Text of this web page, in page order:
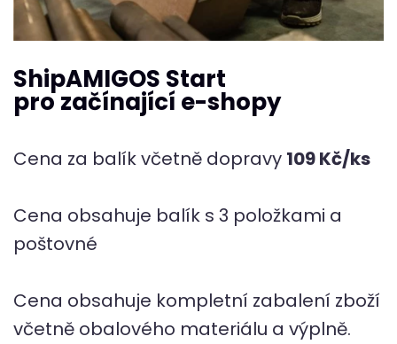
ShipAMIGOS Start
pro začínající e-shopy
Cena za balík včetně dopravy 109 Kč/ks
Cena obsahuje balík s 3 položkami a
poštovné
Cena obsahuje kompletní zabalení zboží
včetně obalového materiálu a výplně.